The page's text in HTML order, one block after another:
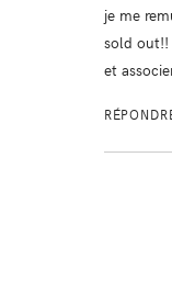
je me
sold out!!
et